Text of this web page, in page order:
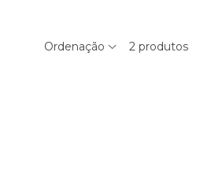
Ordenação 2 produtos